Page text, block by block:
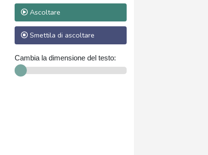
Ascoltare
Smettila di ascoltare
Cambia la dimensione del testo: